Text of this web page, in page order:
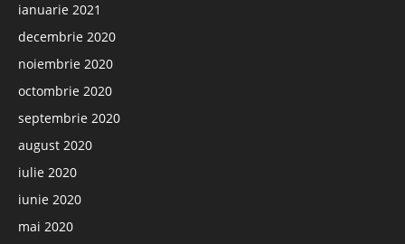
ianuarie 2021
decembrie 2020
noiembrie 2020
octombrie 2020
septembrie 2020
august 2020
iulie 2020
iunie 2020
mai 2020